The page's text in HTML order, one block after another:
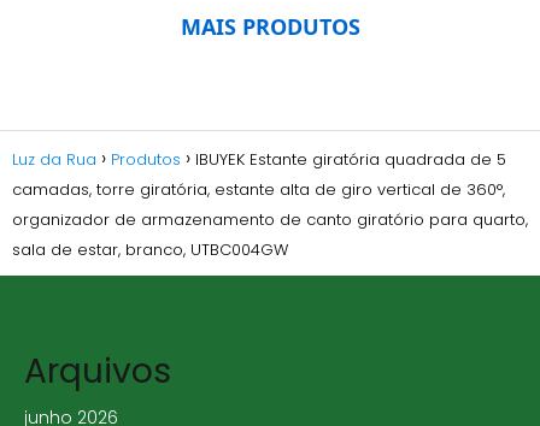
MAIS PRODUTOS
Luz da Rua Produtos
IBUYEK Estante giratória quadrada de 5
camadas, torre giratória, estante alta de giro vertical de 360°,
organizador de armazenamento de canto giratório para quarto,
sala de estar, branco, UTBC004GW
Arquivos
junho 2026